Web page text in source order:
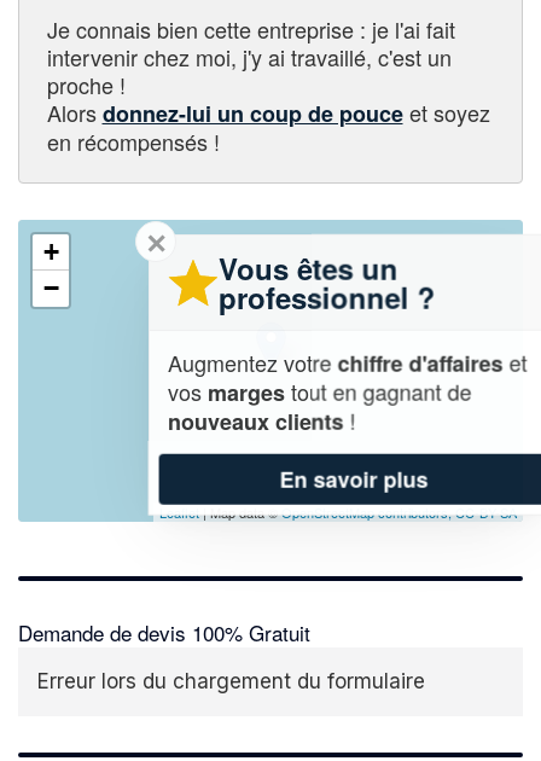
Je connais bien cette entreprise : je l'ai fait
intervenir chez moi, j'y ai travaillé, c'est un
proche !
Alorsdonnez-lui un coup de pouceet soyez
en récompensés !
+
−
Leaflet| Map data ©OpenStreetMap contributors,CC-BY-SA
Demande de devis 100% Gratuit
Erreur lors du chargement du formulaire
✕
Vous êtes un
professionnel ?
Augmentez votrechiffre d'affaireset
vosmargestout en gagnant de
nouveaux clients!
En savoir plus